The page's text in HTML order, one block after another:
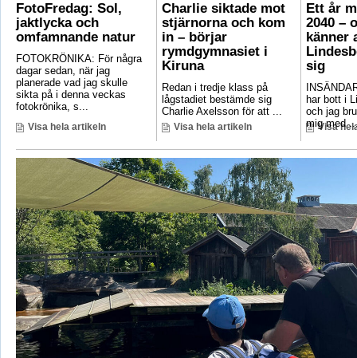
FotoFredag: Sol,
jaktlycka och
omfamnande natur
FOTOKRÖNIKA: För några
dagar sedan, när jag
planerade vad jag skulle
sikta på i denna veckas
fotokrönika, s...
Visa hela artikeln
Charlie siktade mot
stjärnorna och kom
in – börjar
rymdgymnasiet i
Kiruna
Redan i tredje klass på
lågstadiet bestämde sig
Charlie Axelsson för att ...
Visa hela artikeln
Ett år
2040 –
känner
sig
har bott i
och jag
mig med
Visa